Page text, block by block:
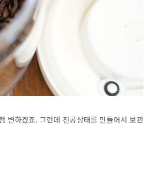
변하겠죠. 그런데 진공상태를 만들어서 보관